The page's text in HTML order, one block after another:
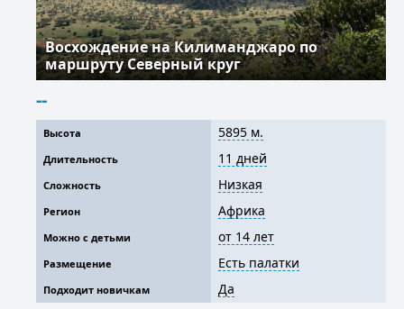
Восхождение на Килиманджаро по
маршруту Северный круг
--
Высота 5895 м.
Длительность 11 дней
Сложность Низкая
Регион Африка
Можно с детьми от 14 лет
Размещение Есть палатки
Подходит новичкам Да